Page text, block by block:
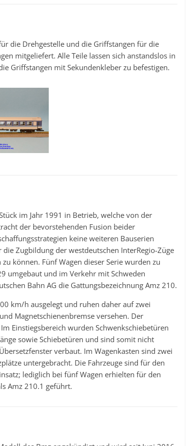
die Drehgestelle und die Griffstangen für die
mitgeliefert. Alle Teile lassen sich anstandslos in
Griffstangen mit Sekundenkleber zu befestigen.
im Jahr 1991 in Betrieb, welche von der
der bevorstehenden Fusion beider
keine weiteren Bauserien
Zugbildung der westdeutschen InterRegio-Züge
können. Fünf Wagen dieser Serie wurden zu
umgebaut und im Verkehr mit Schweden
Bahn AG die Gattungsbezeichnung Amz 210.
km/h ausgelegt und ruhen daher auf zwei
Magnetschienenbremse versehen. Der
Einstiegsbereich wurden Schwenkschiebetüren
sowie Schiebetüren und sind somit nicht
verbaut. Im Wagenkasten sind zwei
untergebracht. Die Fahrzeuge sind für den
lediglich bei fünf Wagen erhielten für den
Amz 210.1 geführt.